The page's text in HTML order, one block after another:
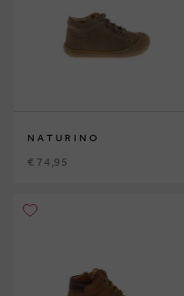
NATURINO
€ 74,95